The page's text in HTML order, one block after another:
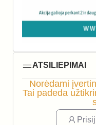
ATSILIEPIMAI
Norėdami
Tai padeda